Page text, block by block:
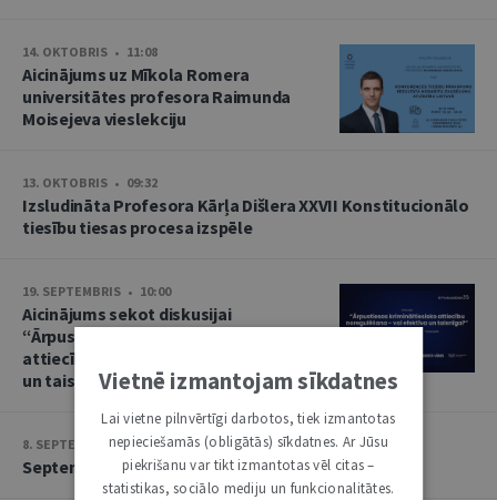
14. OKTOBRIS • 11:08
Aicinājums uz Mīkola Romera
universitātes profesora Raimunda
Moisejeva vieslekciju
13. OKTOBRIS • 09:32
Izsludināta Profesora Kārļa Dišlera XXVII Konstitucionālo
tiesību tiesas procesa izspēle
19. SEPTEMBRIS • 10:00
Aicinājums sekot diskusijai
“Ārpustiesas krimināltiesisko
attiecību noregulēšana – vai efektīva
un taisnīga?”
8. SEPTEMBRIS • 13:14
Septembra saruna par starptautiskajām tiesībām
Vietnē izmantojam sīkdatnes
Lai vietne pilnvērtīgi darbotos, tiek izmantotas
nepieciešamās (obligātās) sīkdatnes. Ar Jūsu
piekrišanu var tikt izmantotas vēl citas –
statistikas, sociālo mediju un funkcionalitātes.